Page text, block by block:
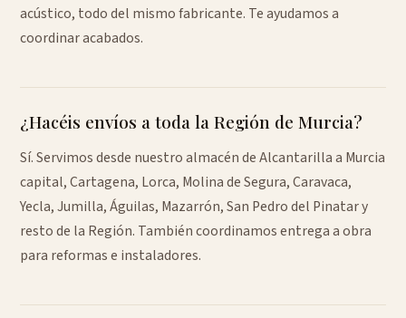
acústico, todo del mismo fabricante. Te ayudamos a
coordinar acabados.
¿Hacéis envíos a toda la Región de Murcia?
Sí. Servimos desde nuestro almacén de Alcantarilla a Murcia
capital, Cartagena, Lorca, Molina de Segura, Caravaca,
Yecla, Jumilla, Águilas, Mazarrón, San Pedro del Pinatar y
resto de la Región. También coordinamos entrega a obra
para reformas e instaladores.